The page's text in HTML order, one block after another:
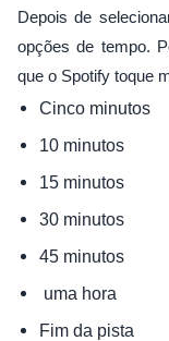
Depois de
opções de tempo.
que o Spotify toque
Cinco minutos
10 minutos
15 minutos
30 minutos
45 minutos
uma hora
Fim da pista